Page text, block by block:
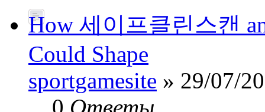
How 세이프클린스캔
Could Shape
sportgamesite » 29/07/